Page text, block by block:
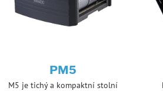
PM5
M5 je tichý a kompaktní stolní